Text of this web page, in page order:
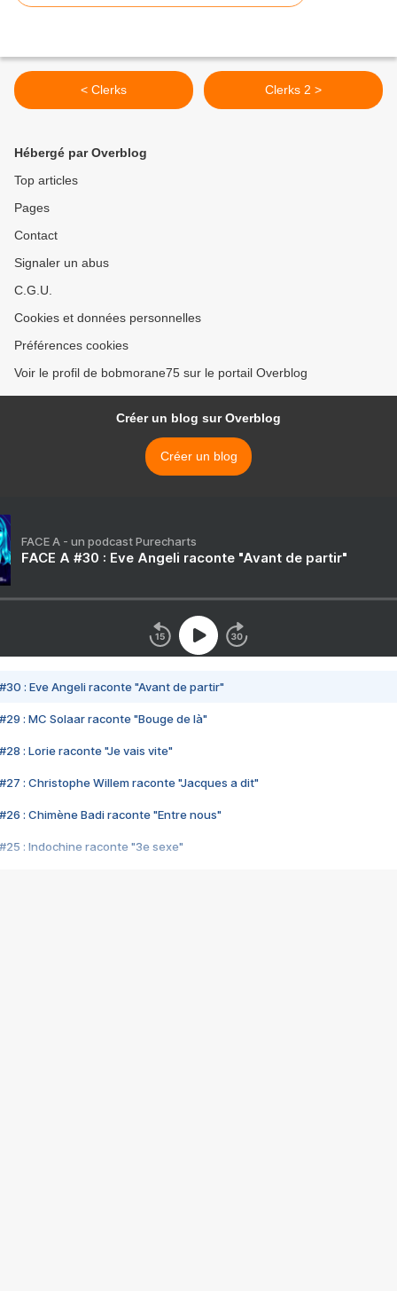
< Clerks Clerks 2 >
Hébergé par Overblog
Top articles
Pages
Contact
Signaler un abus
C.G.U.
Cookies et données personnelles
Préférences cookies
Voir le profil de bobmorane75 sur le portail Overblog
Créer un blog sur Overblog
Créer un blog
FACE A - un podcast Purecharts
FACE A #30 : Eve Angeli raconte "Avant de partir"
#30 : Eve Angeli raconte "Avant de partir"
#29 : MC Solaar raconte "Bouge de là"
#28 : Lorie raconte "Je vais vite"
#27 : Christophe Willem raconte "Jacques a dit"
#26 : Chimène Badi raconte "Entre nous"
#25 : Indochine raconte "3e sexe"